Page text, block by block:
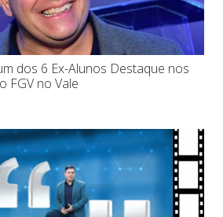
dos 6 Ex-Alunos Destaque nos
FGV no Vale